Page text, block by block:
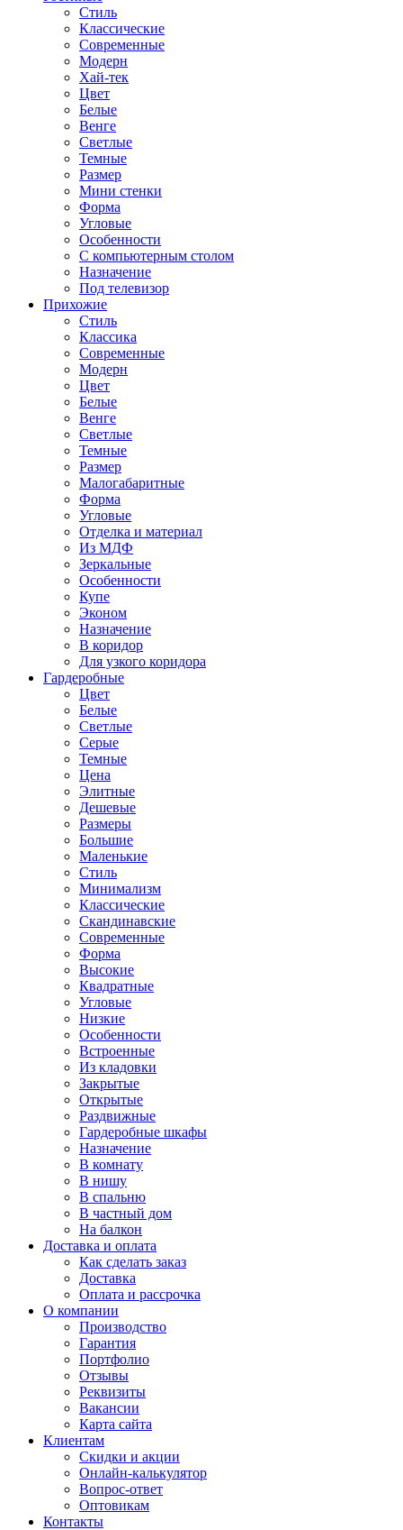
Стиль
Классические
Современные
Модерн
Хай-тек
Цвет
Белые
Венге
Светлые
Темные
Размер
Мини стенки
Форма
Угловые
Особенности
С компьютерным столом
Назначение
Под телевизор
Прихожие
Стиль
Классика
Современные
Модерн
Цвет
Белые
Венге
Светлые
Темные
Размер
Малогабаритные
Форма
Угловые
Отделка и материал
Из МДФ
Зеркальные
Особенности
Купе
Эконом
Назначение
В коридор
Для узкого коридора
Гардеробные
Цвет
Белые
Светлые
Серые
Темные
Цена
Элитные
Дешевые
Размеры
Большие
Маленькие
Стиль
Минимализм
Классические
Скандинавские
Современные
Форма
Высокие
Квадратные
Угловые
Низкие
Особенности
Встроенные
Из кладовки
Закрытые
Открытые
Раздвижные
Гардеробные шкафы
Назначение
В комнату
В нишу
В спальню
В частный дом
На балкон
Доставка и оплата
Как сделать заказ
Доставка
Оплата и рассрочка
О компании
Производство
Гарантия
Портфолио
Отзывы
Реквизиты
Вакансии
Карта сайта
Клиентам
Скидки и акции
Онлайн-калькулятор
Вопрос-ответ
Оптовикам
Контакты